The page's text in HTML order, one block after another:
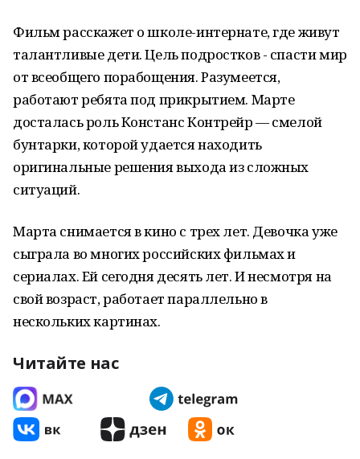
Фильм расскажет о школе-интернате, где живут
талантливые дети. Цель подростков - спасти мир
от всеобщего порабощения. Разумеется,
работают ребята под прикрытием. Марте
досталась роль Констанс Контрейр — смелой
бунтарки, которой удается находить
оригинальные решения выхода из сложных
ситуаций.
Марта снимается в кино с трех лет. Девочка уже
сыграла во многих российских фильмах и
сериалах. Ей сегодня десять лет. И несмотря на
свой возраст, работает параллельно в
нескольких картинах.
Читайте нас